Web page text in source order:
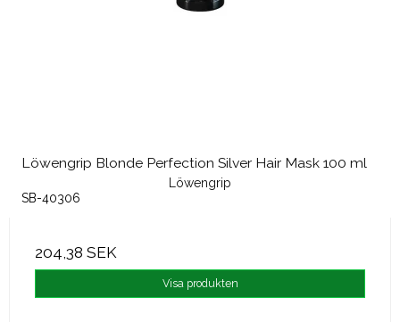
Löwengrip Blonde Perfection Silver Hair Mask 100 ml
Löwengrip
SB-40306
204,38 SEK
Visa produkten